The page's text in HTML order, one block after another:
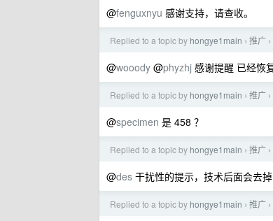
@fenguxnyu 感谢支持，请查收。
Replied to a topic by hongye1main › 推广 ›
@wooody @phyzhj 感谢提醒 已经恢
Replied to a topic by hongye1main › 推广 ›
@specimen 是 458 ？
Replied to a topic by hongye1main › 推广 ›
@des 干扰性的提示，技术后面会去
Replied to a topic by hongye1main › 推广 ›